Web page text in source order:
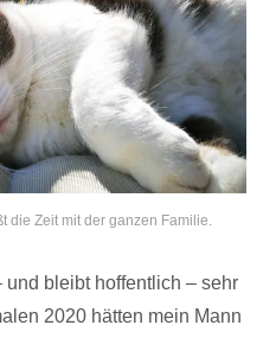
die Zeit mit der ganzen Familie.
bleibt hoffentlich – sehr
2020 hätten mein Mann